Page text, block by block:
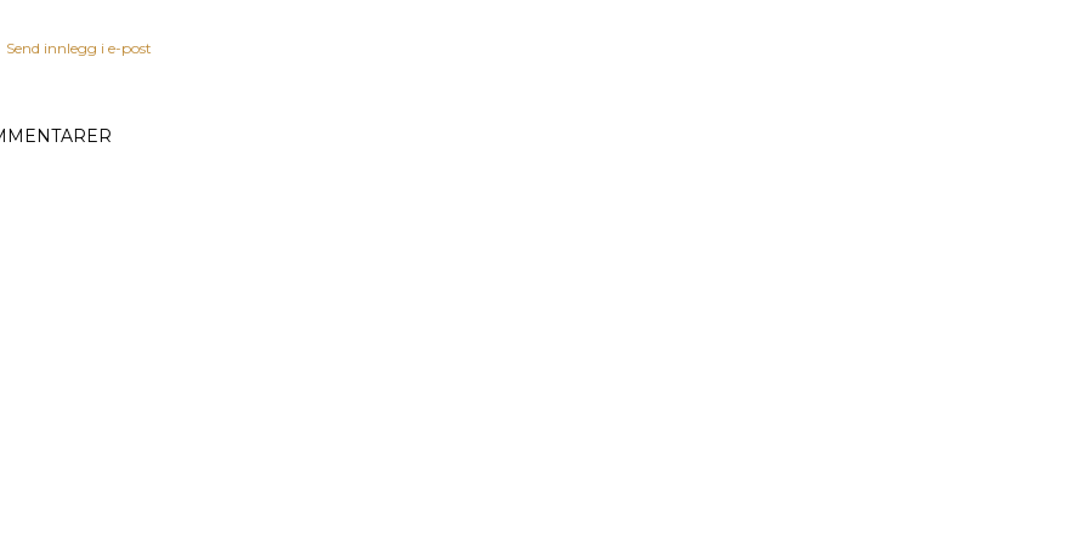
Send innlegg i e-post